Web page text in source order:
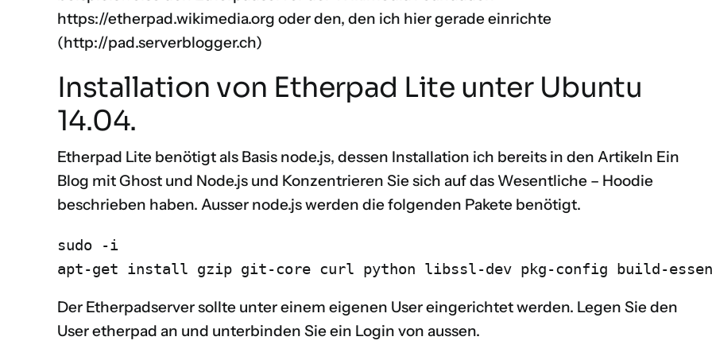
https://etherpad.wikimedia.org oder den, den ich hier gerade einrichte
(http://pad.serverblogger.ch)
Installation von Etherpad Lite unter Ubuntu
14.04.
Etherpad Lite benötigt als Basis node.js, dessen Installation ich bereits in den Artikeln Ein
Blog mit Ghost und Node.js und Konzentrieren Sie sich auf das Wesentliche – Hoodie
beschrieben haben. Ausser node.js werden die folgenden Pakete benötigt.
sudo -i
apt-get install gzip git-core curl python libssl-dev pkg-config build-
Der Etherpadserver sollte unter einem eigenen User eingerichtet werden. Legen Sie den
User etherpad an und unterbinden Sie ein Login von aussen.